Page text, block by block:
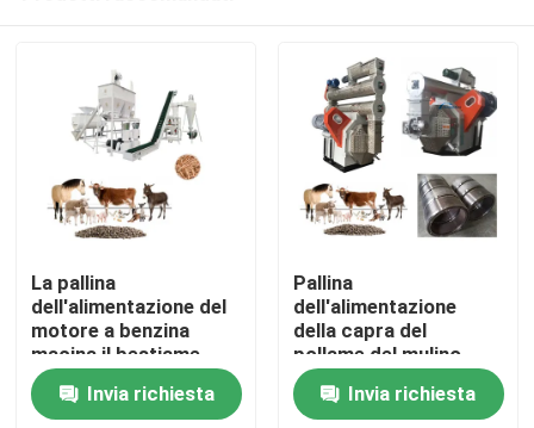
Casa
Prodotti
Mostra VR
La pallina
dell'alimentazione del
motore a benzina
macina il bestiame
dell'alimentazione
animale alimenta la
Invia richiesta
Pallina
dell'alimentazione
della capra del
pollame del mulino
della pallina
dell'alimentazione 1-
Invia richiesta